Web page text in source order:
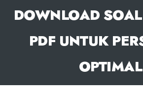
DOWNLOAD
PDF UNTUK
OPTIMAL